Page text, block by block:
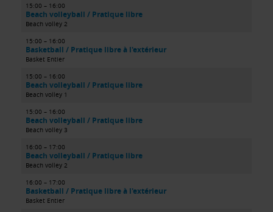
15:00 – 16:00
Beach volleyball / Pratique libre
Beach volley 2
15:00 – 16:00
Basketball / Pratique libre à l'extérieur
Basket Entier
15:00 – 16:00
Beach volleyball / Pratique libre
Beach volley 1
15:00 – 16:00
Beach volleyball / Pratique libre
Beach volley 3
16:00 – 17:00
Beach volleyball / Pratique libre
Beach volley 2
16:00 – 17:00
Basketball / Pratique libre à l'extérieur
Basket Entier